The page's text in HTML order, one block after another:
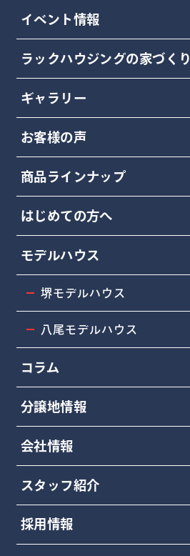
イベント情報
ラックハウジングの家づくり
ギャラリー
お客様の声
商品ラインナップ
はじめての方へ
モデルハウス
堺モデルハウス
八尾モデルハウス
コラム
分譲地情報
会社情報
スタッフ紹介
採用情報